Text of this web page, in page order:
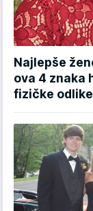
Najlepše
ova 4 znaka
fizičke